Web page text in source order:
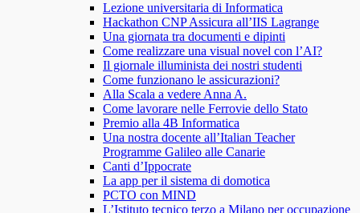
Lezione universitaria di Informatica
Hackathon CNP Assicura all’IIS Lagrange
Una giornata tra documenti e dipinti
Come realizzare una visual novel con l’AI?
Il giornale illuminista dei nostri studenti
Come funzionano le assicurazioni?
Alla Scala a vedere Anna A.
Come lavorare nelle Ferrovie dello Stato
Premio alla 4B Informatica
Una nostra docente all’Italian Teacher
Programme Galileo alle Canarie
Canti d’Ippocrate
La app per il sistema di domotica
PCTO con MIND
L’Istituto tecnico terzo a Milano per occupazione